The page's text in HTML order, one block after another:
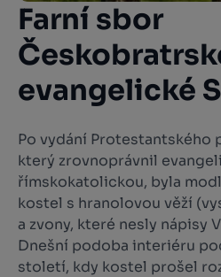
Farní sbor
evangelické
Po vydání Protestantského
který zrovnoprávnil
římskokatolickou, byla
kostel s hranolovou věží
a zvony, které nesly nápisy
Dnešní podoba interiéru
století, kdy kostel prošel